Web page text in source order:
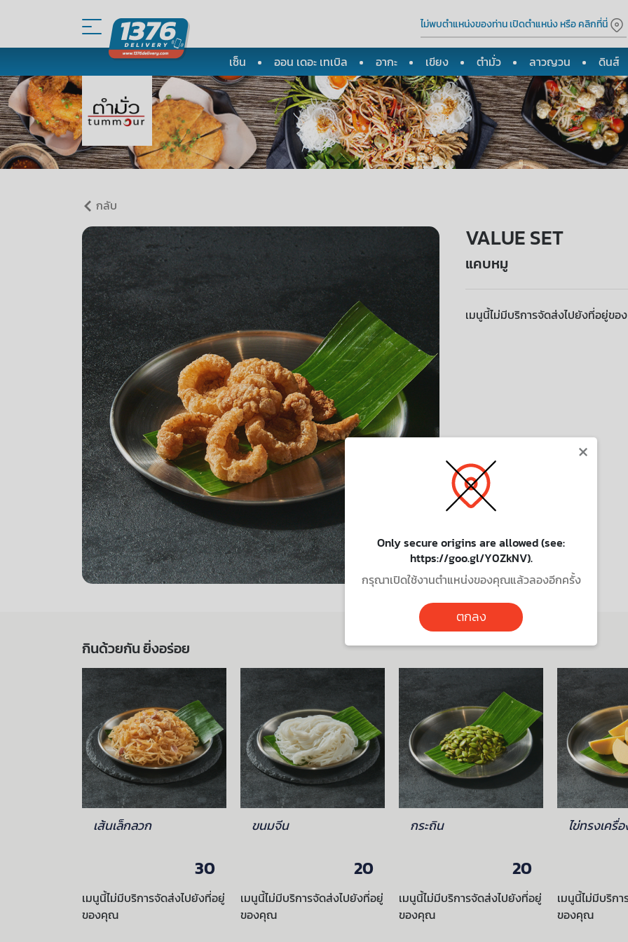
ไม่พบตำแหน่งของท่าน เปิดตำแหน่ง หรือ คลิกที่นี่
เซ็น ออน เดอะ เทเบิล อากะ เขียง ตำมั่ว ลาวญวน ดินส์
กลับ
VALUE SET
แคบหมู
เมนูนี้ไม่มีบริการจัดส่งไปยังที่อยู่ข
กินด้วยกัน ยิ่งอร่อย
เส้นเล็กลวก
30
เมนูนี้ไม่มีบริการจัดส่งไปยังที่อยู่
ของคุณ
ขนมจีน
20
เมนูนี้ไม่มีบริการจัดส่งไปยังที่อยู่
ของคุณ
กระถิน
20
เมนูนี้ไม่มีบริการจัดส่งไปยังที่อยู่
ของคุณ
ไข่ทรงเครื่
เมนูนี้ไม่มีบริก
ของคุณ
×
Only secure origins are allowed (see:
https://goo.gl/Y0ZkNV).
กรุณาเปิดใช้งานตำแหน่งของคุณแล้วลองอีกครั้ง
ตกลง